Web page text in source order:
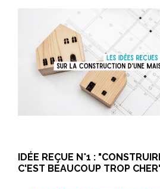
IDÉE REÇUE N°1 :
C'EST BEAUCOUP TROP